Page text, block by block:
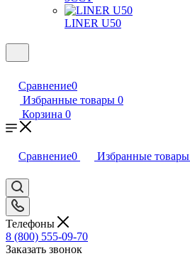
LINER U50
Сравнение0
Избранные товары 0
Корзина 0
Сравнение0 Избранные товары
Телефоны
8 (800) 555-09-70
Заказать звонок